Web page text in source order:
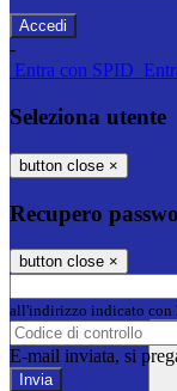
-
Entra con SPID
Seleziona utente
button close ×
Recupero
button close ×
all'indirizzo indicato con
E-mail inviata, si